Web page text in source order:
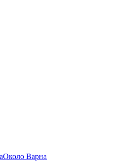
Около Варна